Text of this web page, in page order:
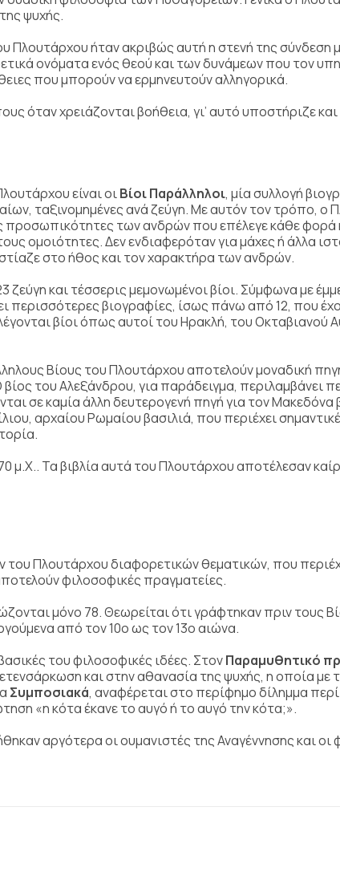
ψυχής.
Πλουτάρχου ήταν ακριβώς αυτή η στενή της σύνδεση
ονόματα ενός θεού και των δυνάμεων που τον
που μπορούν να ερμηνευτούν αλληγορικά.
όταν χρειάζονται βοήθεια, γι’ αυτό υποστήριζε και
είναι οιΒίοι Παράλληλοι, μία συλλογή
ταξινομημένες ανά ζεύγη. Με αυτόν τον τρόπο, ο
προσωπικότητες των ανδρών που επέλεγε κάθε φορά
ομοιότητες. Δεν ενδιαφερόταν για μάχες ή άλλα
στο ήθος και τον χαρακτήρα των ανδρών.
ζεύγη και τέσσερις μεμονωμένοι βίοι. Σύμφωνα με
περισσότερες βιογραφίες, ίσως πάνω από 12, που
βίοι όπως αυτοί του Ηρακλή, του Οκταβιανού
Βίους του Πλουτάρχου αποτελούν μοναδική
του Αλεξάνδρου, για παράδειγμα, περιλαμβάνει
σε καμία άλλη δευτερογενή πηγή για τον Μακεδόνα
αρχαίου Ρωμαίου βασιλιά, που περιέχει
μ.Χ.. Τα βιβλία αυτά του Πλουτάρχου αποτέλεσαν
του Πλουτάρχου διαφορετικών θεματικών, που
φιλοσοφικές πραγματείες.
μόνο 78. Θεωρείται ότι γράφτηκαν πριν τους
από τον 10ο ως τον 13ο αιώνα.
του φιλοσοφικές ιδέες. ΣτονΠαραμυθητικό
και στην αθανασία της ψυχής, η οποία με
Συμποσιακά, αναφέρεται στο περίφημο δίλημμα
«η κότα έκανε το αυγό ή το αυγό την κότα;».
αργότερα οι ουμανιστές της Αναγέννησης και οι